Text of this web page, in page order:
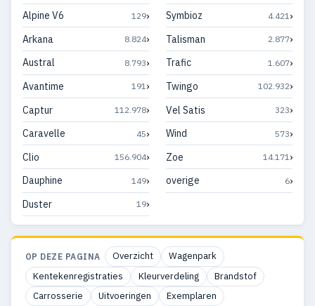
Alpine V6 129›
Arkana 8.824›
Austral 8.793›
Avantime 191›
Captur 112.978›
Caravelle 45›
Clio 156.904›
Dauphine 149›
Duster 19›
Symbioz 4.421 ›
Talisman 2.877›
Trafic 1.607›
Twingo 102.932›
Vel Satis 323›
Wind 573›
Zoe 14.171›
overige 6›
OP DEZE PAGINA Overzicht
Wagenpark
Kentekenregistraties
Kleurverdeling
Brandstof
Carrosserie
Uitvoeringen Exemplaren